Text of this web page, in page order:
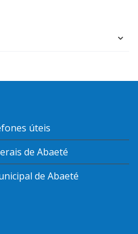
úteis
de Abaeté
de Abaeté